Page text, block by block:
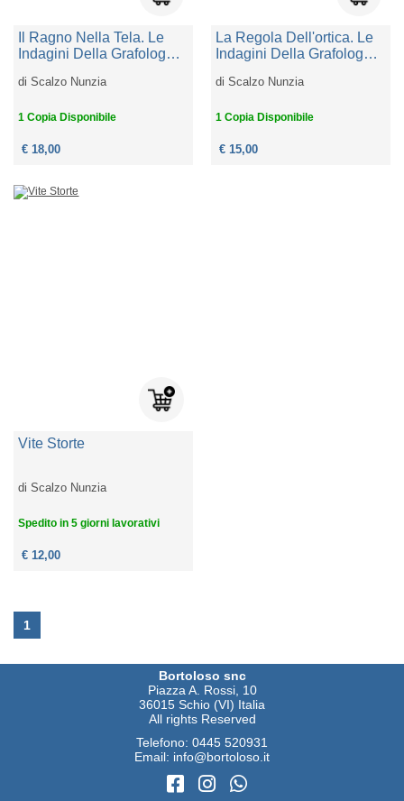
Il Ragno Nella Tela. Le
Indagini Della Grafologa
diScalzo Nunzia
1 Copia Disponibile
€ 18,00
La Regola Dell'ortica. Le
Indagini Della Grafologa
diScalzo Nunzia
1 Copia Disponibile
€ 15,00
Vite Storte
diScalzo Nunzia
Spedito in 5 giorni lavorativi
€ 12,00
1
Bortoloso snc
Piazza A. Rossi, 10
36015 Schio (VI) Italia
All rights Reserved
Telefono: 0445 520931
Email: info@bortoloso.it